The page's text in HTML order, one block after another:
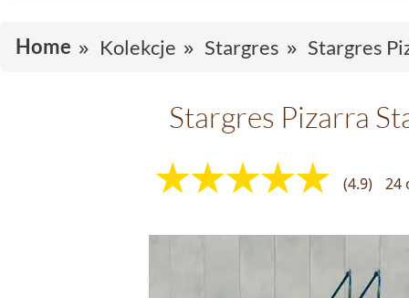
Home Kolekcje Stargres Stargres
Stargres Pizarra
(4.9) 24